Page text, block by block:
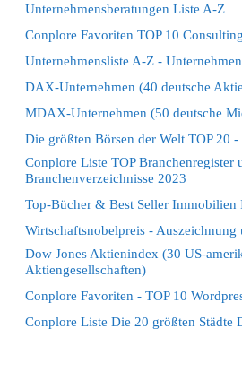
Unternehmensberatungen Liste A-Z
Conplore Favoriten TOP 10
Unternehmensliste A-Z -
DAX-Unternehmen (40 deutsche
MDAX-Unternehmen (50 deutsche
Die größten Börsen der Welt TOP 20 -
Conplore Liste TOP Branchenregister
Branchenverzeichnisse 2023
Top-Bücher & Best Seller Immobilien
Wirtschaftsnobelpreis - Auszeichnung
Dow Jones Aktienindex (30 US-
Aktiengesellschaften)
Conplore Favoriten - TOP 10
Conplore Liste Die 20 größten Städte